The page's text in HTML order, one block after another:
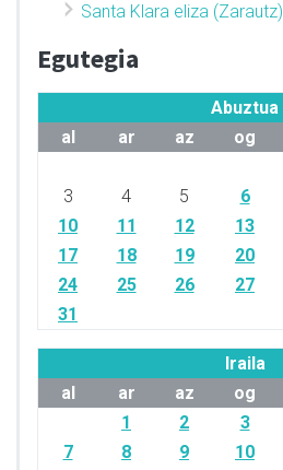
Santa Klara eliza (Zarautz)
Egutegia
Abuztua
al
ar az og
3
4 5 6
10
11 12 13
17
18 19 20
24
25 26 27
31
Iraila
al
ar az og
1
2 3
7
8 9 10